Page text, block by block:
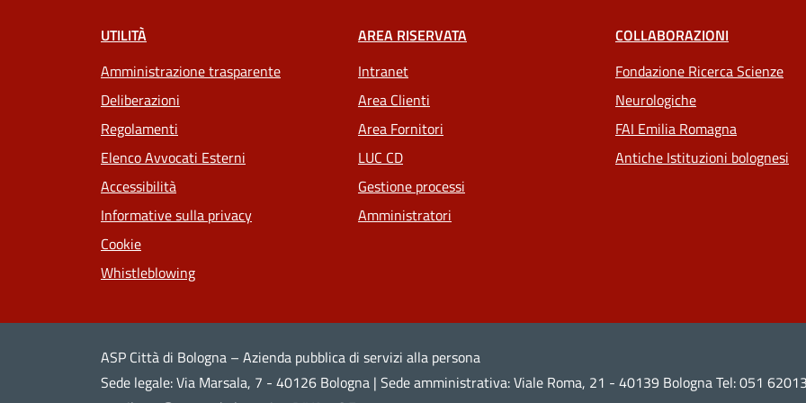
UTILITÀ
Amministrazione trasparente
Deliberazioni
Regolamenti
Elenco Avvocati Esterni
Accessibilità
Informative sulla privacy
Cookie
Whistleblowing
AREA RISERVATA
Intranet
Area Clienti
Area Fornitori
LUC CD
Gestione processi
Amministratori
COLLABORAZIONI
Fondazione Ricerca Scienze
Neurologiche
FAI Emilia Romagna
Antiche Istituzioni bolognesi
ASP Città di Bologna – Azienda pubblica di servizi alla persona
Sede legale: Via Marsala, 7 - 40126 Bologna | Sede amministrativa: Viale Roma, 21 - 40139 Bologna Tel: 051